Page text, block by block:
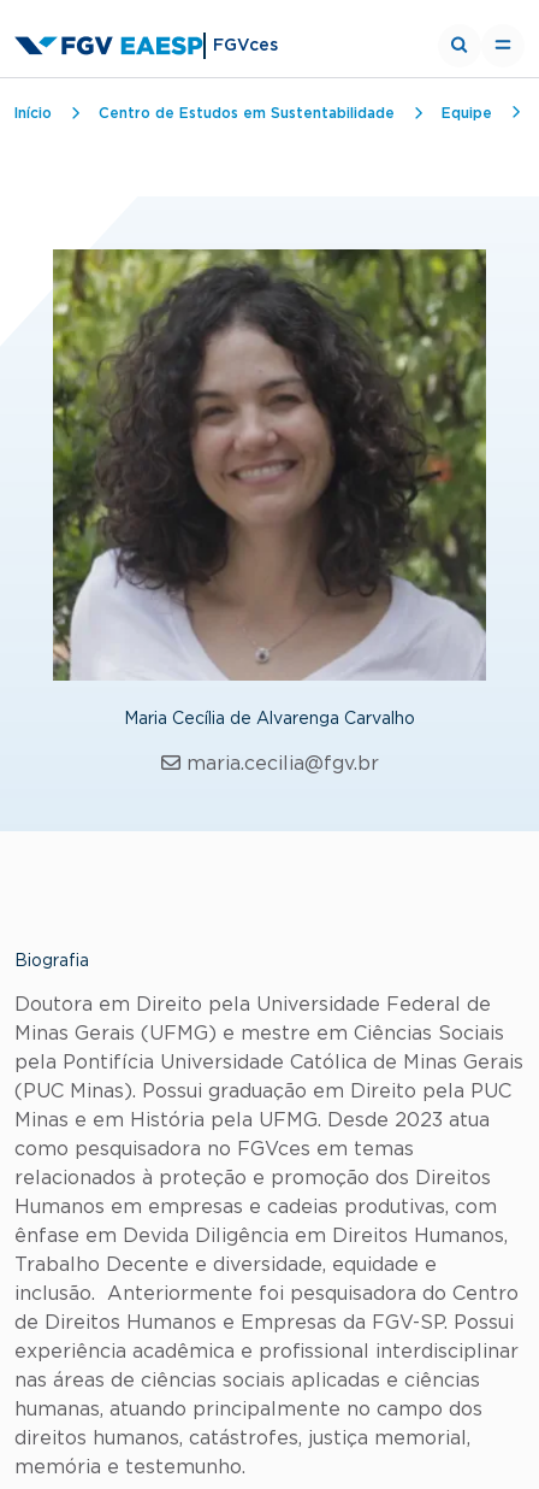
FGVces
Trilha de navegação
Início Centro de Estudos em Sustentabilidade Equipe
Maria Cecília de Alvarenga Carvalho
maria.cecilia@fgv.br
Biografia
Doutora em Direito pela Universidade Federal de
Minas Gerais (UFMG) e mestre em Ciências Sociais
pela Pontifícia Universidade Católica de Minas Gerais
(PUC Minas). Possui graduação em Direito pela PUC
Minas e em História pela UFMG. Desde 2023 atua
como pesquisadora no FGVces em temas
relacionados à proteção e promoção dos Direitos
Humanos em empresas e cadeias produtivas, com
ênfase em Devida Diligência em Direitos Humanos,
Trabalho Decente e diversidade, equidade e
inclusão. Anteriormente foi pesquisadora do Centro
de Direitos Humanos e Empresas da FGV-SP. Possui
experiência acadêmica e profissional interdisciplinar
nas áreas de ciências sociais aplicadas e ciências
humanas, atuando principalmente no campo dos
direitos humanos, catástrofes, justiça memorial,
memória e testemunho.